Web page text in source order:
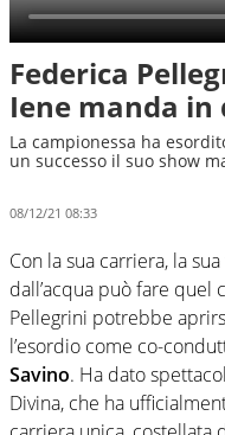
Federica
Iene manda
La campionessa ha
un successo il suo show
08/12/21 08:33
Con la sua carriera, la
dall’acqua può fare quel
Pellegrini potrebbe
l’esordio come co-
Savino. Ha dato
Divina, che ha